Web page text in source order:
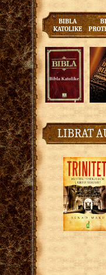
BIBLA
KATOLIKE
LIBRAT